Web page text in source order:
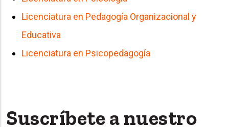
Licenciatura en Pedagogía Organizacional y
Educativa
Licenciatura en Psicopedagogía
Suscríbete a nuestro